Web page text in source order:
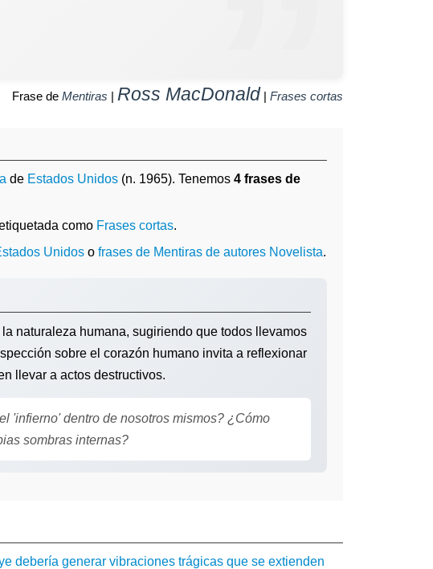
Frase de Mentiras | Ross MacDonald | Frases cortas
de Estados Unidos (n. 1965). Tenemos 4 frases de
como Frases cortas.
Unidos o frases de Mentiras de autores Novelista.
la naturaleza humana, sugiriendo que todos llevamos
sobre el corazón humano invita a reflexionar
llevar a actos destructivos.
'infierno' dentro de nosotros mismos? ¿Cómo
sombras internas?
debería generar vibraciones trágicas que se extienden